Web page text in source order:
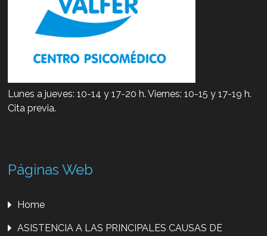
Lunes a jueves: 10-14 y 17-20 h. Viernes: 10-15 y 17-19 h.
Cita previa.
Páginas Web
Home
ASISTENCIA A LAS PRINCIPALES CAUSAS DE